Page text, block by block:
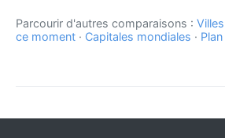
Parcourir d'autres comparaisons :
ce moment · Capitales mondiales ·